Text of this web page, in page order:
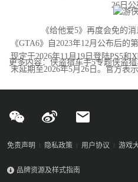
26日公
《给他爱5》再度会免的消
《GTA6》自2023年12月公布后
现定于2026年11月19日登陆PS5和
末延期至2026年5月26日。官方表
更多内容：侠盗猎车手5专题侠盗
免责声明 隐私政策 用户协议 游戏
品牌资源及样式指南